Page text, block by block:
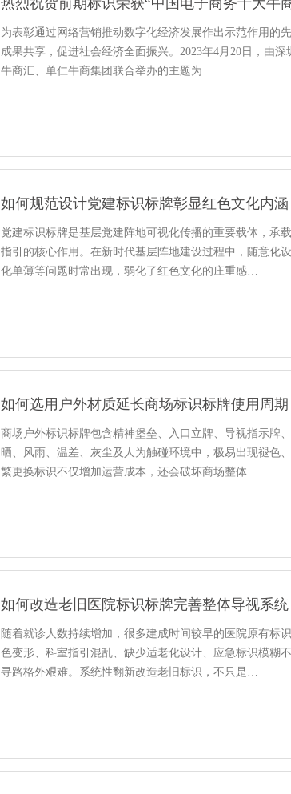
热烈祝贺前期标识荣获“中国电子商务十大牛
为表彰通过网络营销推动数字化经济发展作出示范作用的
成果共享，促进社会经济全面振兴。2023年4月20日，由深
牛商汇、单仁牛商集团联合举办的主题为…
如何规范设计党建标识标牌彰显红色文化内涵
党建标识标牌是基层党建阵地可视化传播的重要载体，承
指引的核心作用。在新时代基层阵地建设过程中，随意化
化单薄等问题时常出现，弱化了红色文化的庄重感…
如何选用户外材质延长商场标识标牌使用周期
商场户外标识标牌包含精神堡垒、入口立牌、导视指示牌
晒、风雨、温差、灰尘及人为触碰环境中，极易出现褪色
繁更换标识不仅增加运营成本，还会破坏商场整体…
如何改造老旧医院标识标牌完善整体导视系统
随着就诊人数持续增加，很多建成时间较早的医院原有标
色变形、科室指引混乱、缺少适老化设计、应急标识模糊
寻路格外艰难。系统性翻新改造老旧标识，不只是…